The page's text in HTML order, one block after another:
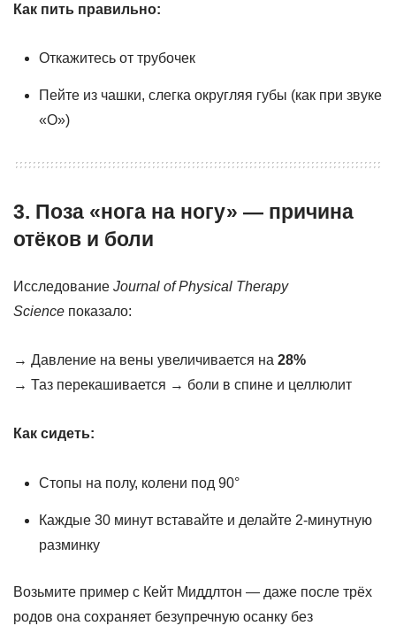
Как пить правильно:
Откажитесь от трубочек
Пейте из чашки, слегка округляя губы (как при звуке
«О»)
3. Поза «нога на ногу» — причина
отёков и боли
Исследование Journal of Physical Therapy
Science показало:
→ Давление на вены увеличивается на 28%
→ Таз перекашивается → боли в спине и целлюлит
Как сидеть:
Стопы на полу, колени под 90°
Каждые 30 минут вставайте и делайте 2-минутную
разминку
Возьмите пример с Кейт Миддлтон — даже после трёх
родов она сохраняет безупречную осанку без